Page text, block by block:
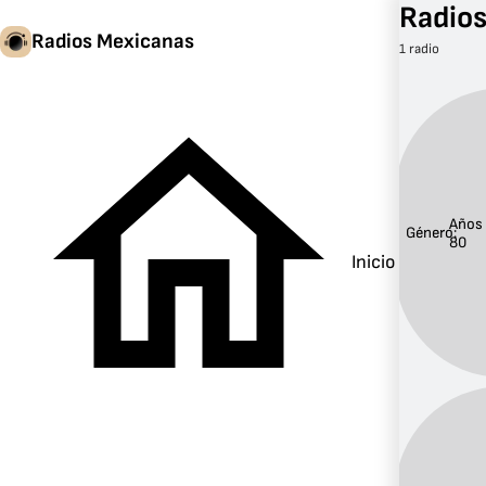
Radios Mexicanas
Inicio
1 radio
Género:Años
80